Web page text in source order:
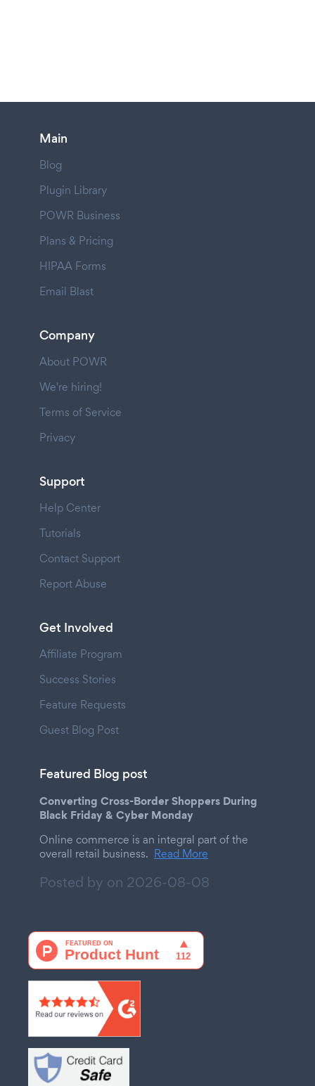
Main
Blog
Plugin Library
POWR Business
Plans & Pricing
HIPAA Forms
Email Blast
Company
About POWR
We're hiring!
Terms of Service
Privacy
Support
Help Center
Tutorials
Contact Support
Report Abuse
Get Involved
Affiliate Program
Success Stories
Feature Requests
Guest Blog Post
Featured Blog post
Converting Cross-Border Shoppers During
Black Friday & Cyber Monday
Online commerce is an integral part of the
overall retail business. Read More
Posted by on 2026-08-08